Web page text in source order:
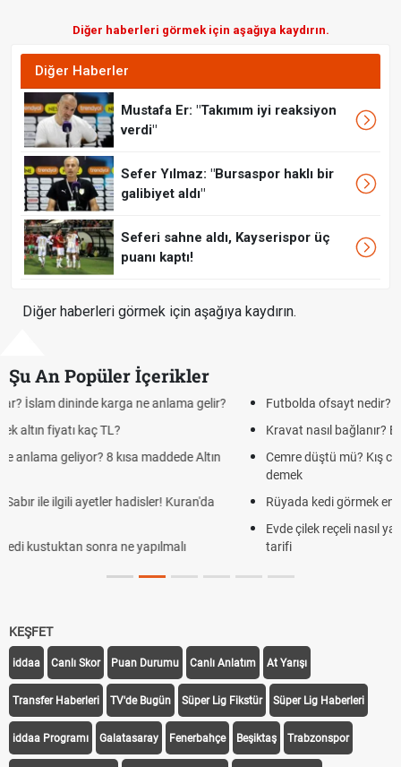
Diğer haberleri görmek için aşağıya kaydırın.
Diğer Haberler
Mustafa Er: "Takımım iyi reaksiyon
verdi"
Sefer Yılmaz: "Bursaspor haklı bir
galibiyet aldı"
Seferi sahne aldı, Kayserispor üç
puanı kaptı!
Diğer haberleri görmek için aşağıya kaydırın.
Şu An Popüler İçerikler
Futbolda ofsayt nedir? Ofsayt nasıl anlatılır?
Kravat nasıl bağlanır? En kolay kravat bağlama yöntemi
Cemre düştü mü? Kış cemresi ne zaman düşer? Cemre düştü ne
Rüyada kedi görmek en anlama geliyor? Kedi rüya tabiri
Evde çilek reçeli nasıl yapılır? Kimsenin bilmediği farklı çilek reçeli
tarifi
KEŞFET
iddaa Canlı Skor Puan Durumu Canlı Anlatım At Yarışı
Transfer Haberleri TV'de Bugün Süper Lig Fikstür Süper Lig Haberleri
iddaa Programı Galatasaray Fenerbahçe Beşiktaş Trabzonspor